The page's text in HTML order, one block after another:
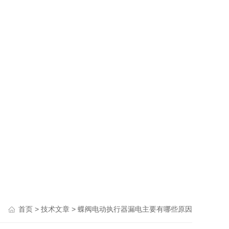
首页 > 技术文章 > 蝶阀电动执行器漏电主要有哪些原因